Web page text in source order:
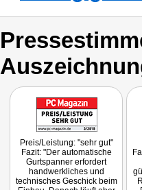
Preis/Leistung: "sehr gut"
Fazit: "Der automatische
Gurtspanner erfordert
handwerkliches und
technisches Geschick beim